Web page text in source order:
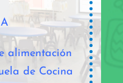
alimentación
de Cocina